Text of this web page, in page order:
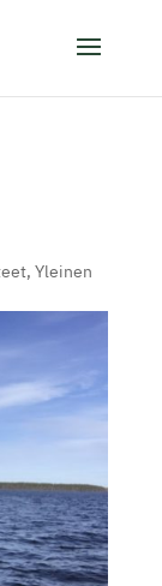
, Yleinen